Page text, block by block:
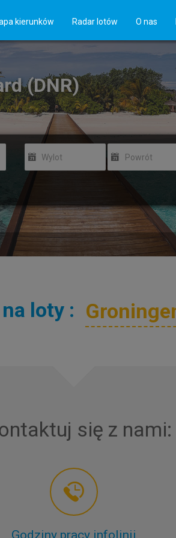
kierunków Radar lotów O nas
(DNR)
Wylot Powrót
loty :
się z nami: